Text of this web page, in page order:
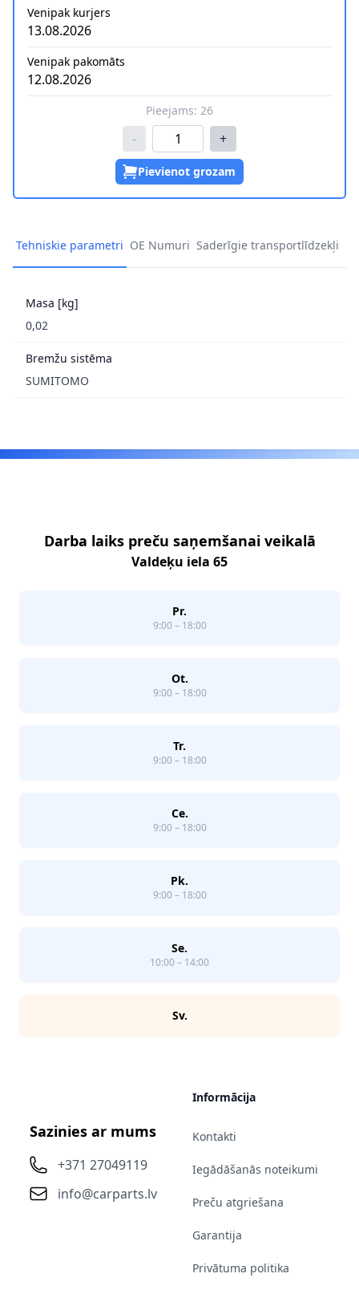
Venipak kurjers
13.08.2026
Venipak pakomāts
12.08.2026
Pieejams: 26
- +
Pievienot grozam
Tehniskie parametri OE Numuri Saderīgie transportlīdzekļi
Masa [kg]
0,02
Bremžu sistēma
SUMITOMO
Darba laiks preču saņemšanai veikalā
Valdeķu iela 65
Pr.
9:00 – 18:00
Ot.
9:00 – 18:00
Tr.
9:00 – 18:00
Ce.
9:00 – 18:00
Pk.
9:00 – 18:00
Se.
10:00 – 14:00
Sv.
Sazinies ar mums
+371 27049119
info@carparts.lv
Informācija
Kontakti
Iegādāšanās noteikumi
Preču atgriešana
Garantija
Privātuma politika